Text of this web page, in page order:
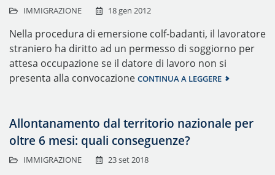
IMMIGRAZIONE 18 gen 2012
Nella procedura di emersione colf-badanti, il lavoratore
straniero ha diritto ad un permesso di soggiorno per
attesa occupazione se il datore di lavoro non si
presenta alla convocazione CONTINUA A LEGGERE
Allontanamento dal territorio nazionale per
oltre 6 mesi: quali conseguenze?
IMMIGRAZIONE 23 set 2018